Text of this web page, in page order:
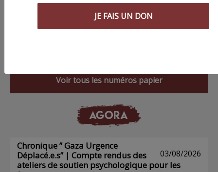
Commander le dernier numéro papier du
Voir tous les numéros papier
AGORA
03/08/2026
Chronique ” Gaza Urgence
Déplacé.e.s” | Compte rendus des
ateliers de soutien psychologique pour les
JE FAIS UN DON